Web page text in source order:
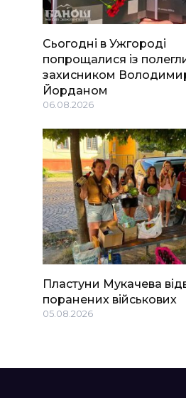
Сьогодні в Ужгороді
попрощалися із
захисником
Йорданом
06.08.2026
Пластуни Мукачева
поранених військових
05.08.2026